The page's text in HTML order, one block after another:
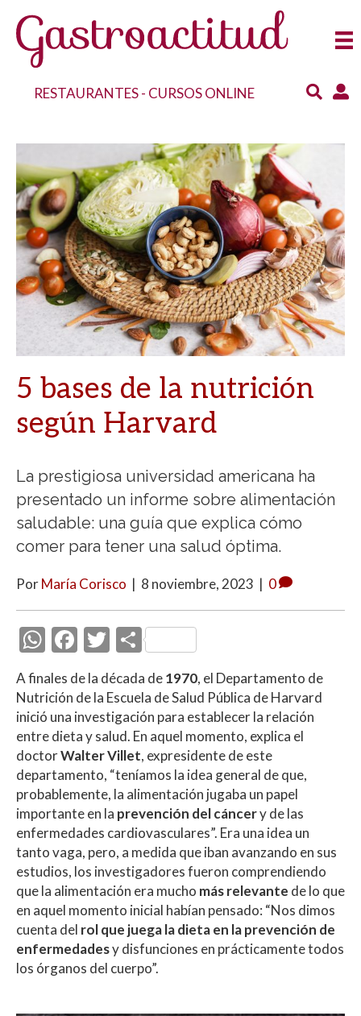
RESTAURANTES- CURSOS ONLINE
5 bases de la nutrición
según Harvard
La prestigiosa universidad americana ha
presentado un informe sobre alimentación
saludable: una guía que explica cómo
comer para tener una salud óptima.
PorMaría Corisco | 8 noviembre, 2023 | 0
W
h
at
s
A
p
p
F
ac
e
b
o
o
k
T
w
itt
er
C
o
m
p
ar
ti
r
A finales de la década de1970, el Departamento de
Nutrición de la Escuela de Salud Pública de Harvard
inició una investigación para establecer la relación
entre dieta y salud. En aquel momento, explica el
doctorWalter Villet, expresidente de este
departamento, “teníamos la idea general de que,
probablemente, la alimentación jugaba un papel
importante en la prevención del cáncery de las
enfermedades cardiovasculares”. Era una idea un
tanto vaga, pero, a medida que iban avanzando en sus
estudios, los investigadores fueron comprendiendo
que la alimentación era mucho más relevante de lo que
en aquel momento inicial habían pensado: “Nos dimos
cuenta del rol que juega la dieta en la prevención de
enfermedadesy disfunciones en prácticamente todos
los órganos del cuerpo”.